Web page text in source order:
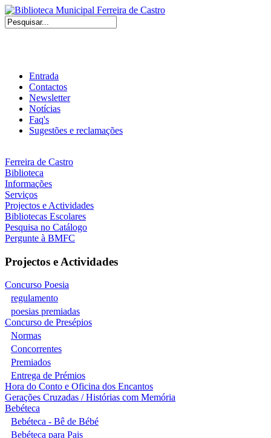
Entrada
Contactos
Newsletter
Notícias
Faq's
Sugestões e reclamações
Ferreira de Castro
Biblioteca
Informações
Serviços
Projectos e Actividades
Bibliotecas Escolares
Pesquisa no Catálogo
Pergunte à BMFC
Projectos e Actividades
Concurso Poesia
regulamento
poesias premiadas
Concurso de Presépios
Normas
Concorrentes
Premiados
Entrega de Prémios
Hora do Conto e Oficina dos Encantos
Gerações Cruzadas / Histórias com Memória
Bebéteca
Bebéteca - Bê de Bébé
Bebéteca para Pais